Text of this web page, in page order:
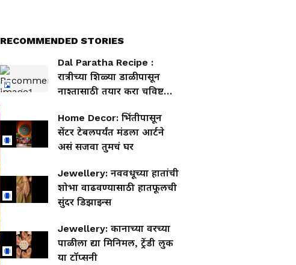
RECOMMENDED STORIES
Dal Paratha Recipe :
रात्रीच्या शिळ्या डाळीपासून
नाश्तासाठी तयार करा चविष्ट
खास टिप्स
Home Decor: भिंतीपासून
सेंटर टेबलपर्यंत मंडला आर्टने
असं सजवा तुमचं घर
Jewellery: नववधूच्या हातांची
शोभा वाढवण्यासाठी हातफूलची
सुंदर डिझाइन्स
Jewellery: कानाच्या वरच्या
पाळीला द्या मिनिमल, ट्रेंडी लुक
या टॉप्सनी